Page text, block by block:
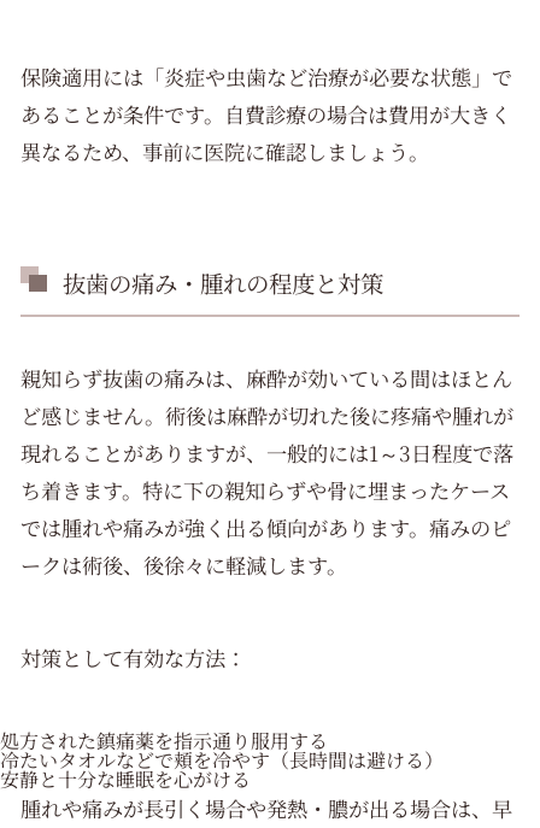
保険適用には「炎症や虫歯など治療が必要な状態」で
あることが条件です。自費診療の場合は費用が大きく
異なるため、事前に医院に確認しましょう。
抜歯の痛み・腫れの程度と対策
親知らず抜歯の痛みは、麻酔が効いている間はほとん
ど感じません。術後は麻酔が切れた後に疼痛や腫れが
現れることがありますが、一般的には1～3日程度で落
ち着きます。特に下の親知らずや骨に埋まったケース
では腫れや痛みが強く出る傾向があります。痛みのピ
ークは術後、後徐々に軽減します。
対策として有効な方法：
処方された鎮痛薬を指示通り服用する
冷たいタオルなどで頬を冷やす（長時間は避ける）
安静と十分な睡眠を心がける
腫れや痛みが長引く場合や発熱・膿が出る場合は、早